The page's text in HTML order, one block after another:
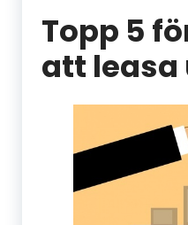
Topp 5
att